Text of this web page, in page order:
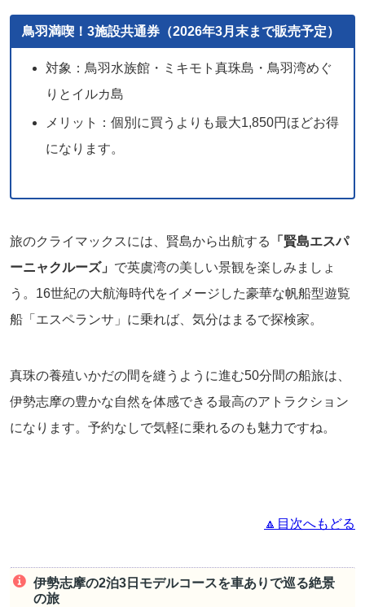
鳥羽満喫！3施設共通券（2026年3月末まで販売予定）
対象：鳥羽水族館・ミキモト真珠島・鳥羽湾めぐ
りとイルカ島
メリット：個別に買うよりも最大1,850円ほどお得
になります。
旅のクライマックスには、賢島から出航する
「賢島エスパ
ーニャクルーズ」 で英虞湾の美しい景観を楽しみましょ
う。16世紀の大航海時代をイメージした豪華な帆船型遊覧
船「エスペランサ」に乗れば、気分はまるで探検家。
真珠の養殖いかだの間を縫うように進む50分間の船旅は、
伊勢志摩の豊かな自然を体感できる最高のアトラクション
になります。予約なしで気軽に乗れるのも魅力ですね。
🔼目次へもどる
伊勢志摩の2泊3日モデルコースを車ありで巡る絶景
の旅